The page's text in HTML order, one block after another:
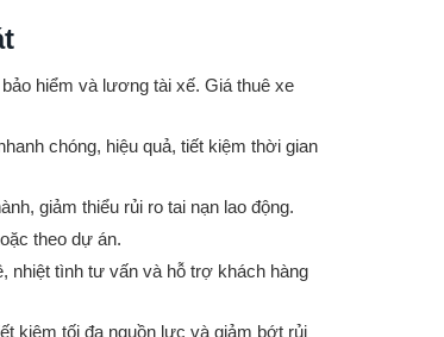
hiểm và lương tài xế. Giá thuê xe
chóng, hiệu quả, tiết kiệm thời gian
giảm thiểu rủi ro tai nạn lao động.
theo dự án.
nhiệt tình tư vấn và hỗ trợ khách hàng
kiệm tối đa nguồn lực và giảm bớt rủi